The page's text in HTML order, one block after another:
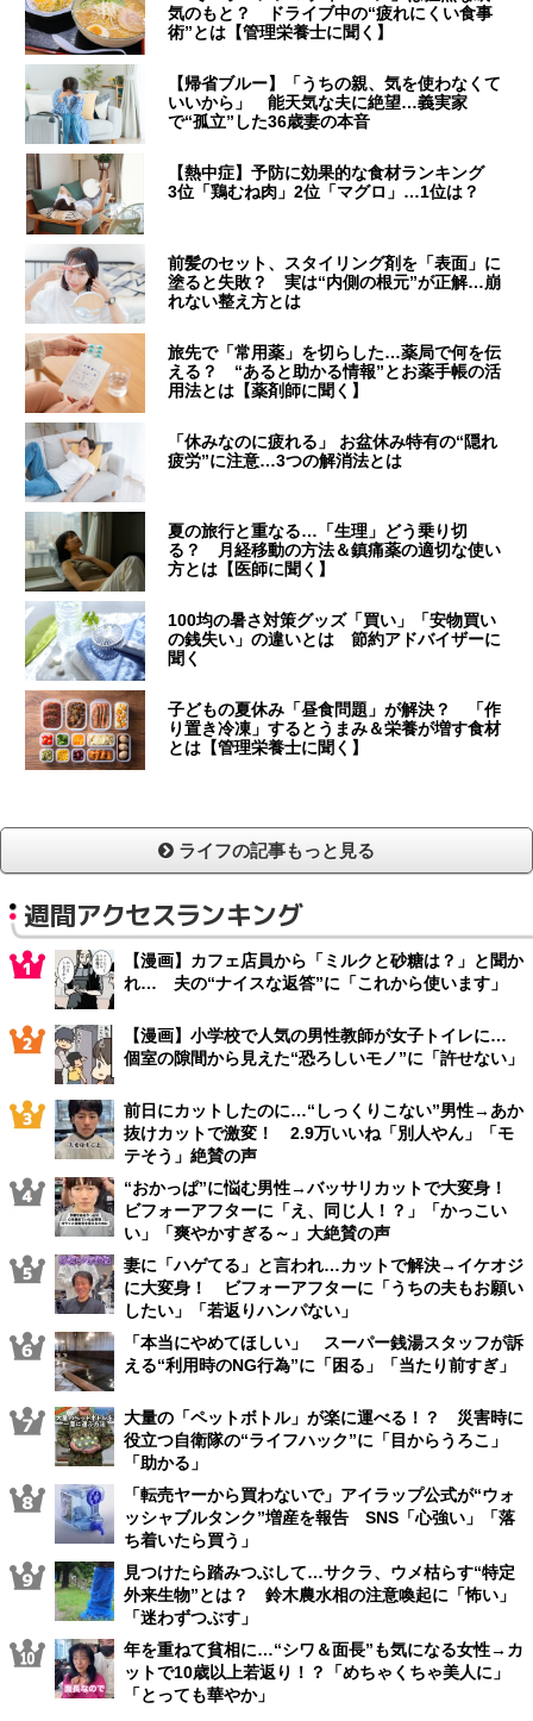
気のもと？ ドライブ中の“疲れにくい食事
術”とは【管理栄養士に聞く】
【帰省ブルー】「うちの親、気を使わなくて
いいから」 能天気な夫に絶望…義実家
で“孤立”した36歳妻の本音
【熱中症】予防に効果的な食材ランキング
3位「鶏むね肉」2位「マグロ」…1位は？
前髪のセット、スタイリング剤を「表面」に
塗ると失敗？ 実は“内側の根元”が正解…崩
れない整え方とは
旅先で「常用薬」を切らした…薬局で何を伝
える？ “あると助かる情報”とお薬手帳の活
用法とは【薬剤師に聞く】
「休みなのに疲れる」 お盆休み特有の“隠れ
疲労”に注意…3つの解消法とは
夏の旅行と重なる…「生理」どう乗り切
る？ 月経移動の方法＆鎮痛薬の適切な使い
方とは【医師に聞く】
100均の暑さ対策グッズ「買い」「安物買い
の銭失い」の違いとは 節約アドバイザーに
聞く
子どもの夏休み「昼食問題」が解決？ 「作
り置き冷凍」するとうまみ＆栄養が増す食材
とは【管理栄養士に聞く】
ライフの記事もっと見る
週間アクセスランキング
【漫画】カフェ店員から「ミルクと砂糖は？」と聞か
れ… 夫の“ナイスな返答”に「これから使います」
【漫画】小学校で人気の男性教師が女子トイレに…
個室の隙間から見えた“恐ろしいモノ”に「許せない」
前日にカットしたのに…“しっくりこない”男性→あか
抜けカットで激変！ 2.9万いいね「別人やん」「モ
テそう」絶賛の声
“おかっぱ”に悩む男性→バッサリカットで大変身！
ビフォーアフターに「え、同じ人！？」「かっこい
い」「爽やかすぎる～」大絶賛の声
妻に「ハゲてる」と言われ…カットで解決→イケオジ
に大変身！ ビフォーアフターに「うちの夫もお願い
したい」「若返りハンパない」
「本当にやめてほしい」 スーパー銭湯スタッフが訴
える“利用時のNG行為”に「困る」「当たり前すぎ」
大量の「ペットボトル」が楽に運べる！？ 災害時に
役立つ自衛隊の“ライフハック”に「目からうろこ」
「助かる」
「転売ヤーから買わないで」アイラップ公式が“ウォ
ッシャブルタンク”増産を報告 SNS「心強い」「落
ち着いたら買う」
見つけたら踏みつぶして…サクラ、ウメ枯らす“特定
外来生物”とは？ 鈴木農水相の注意喚起に「怖い」
「迷わずつぶす」
年を重ねて貧相に…“シワ＆面長”も気になる女性→カ
ットで10歳以上若返り！？「めちゃくちゃ美人に」
「とっても華やか」